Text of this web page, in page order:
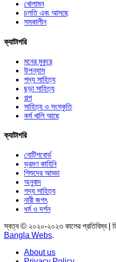
খোলামন
চলতি এবং আসছে
সমকালীন
ক্যাটাগরি
মনের মুকুরে
উপন্যাস
পদ্য সাহিত্য
ছড়া সাহিত্য
গল্প
সাহিত্য ও সংস্কৃতি
কর্ম খালি আছে
ক্যাটাগরি
নোটিশবোর্ড
ভ্রমণ কাহিনি
শিশুদের আড্ডা
অনুবাদ
গদ্য সাহিত্য
নারী জগৎ
ধর্ম ও দর্শন
স্বত্ব © ২০২০-২০২৩ কালের প্রতিবিম্ব |
Bangla Webs.
About us